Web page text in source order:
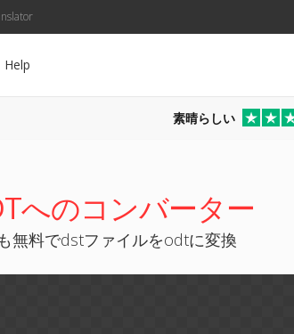
Help
素晴らしい
へのコンバーター
無料でdstファイルをodtに変換